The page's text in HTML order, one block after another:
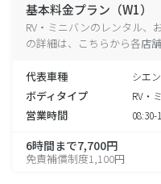
基本料金プラン（W1）
RV・ミニバンのレンタル、
の詳細は、こちらから各店
代表車種 シエ
ボディタイプ RV・
営業時間 08:30-
6時間まで7,700円
免責補償制度1,100円